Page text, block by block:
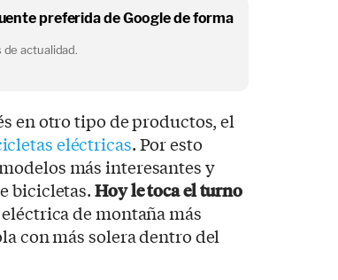
preferida de Google de forma
actualidad.
en otro tipo de productos, el
eléctricas. Por esto
más interesantes y
bicicletas.Hoy le toca el turno
de montaña más
con más solera dentro del